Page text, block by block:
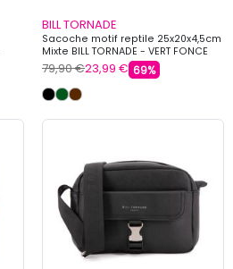
BILL TORNADE
Sacoche motif reptile 25x20x4,5cm
Mixte BILL TORNADE - VERT FONCE
79,90 €23,99 € 69%